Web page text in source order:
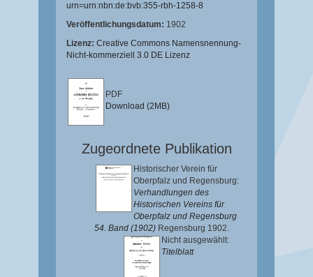
urn=urn:nbn:de:bvb:355-rbh-1258-8
Veröffentlichungsdatum: 1902
Lizenz: Creative Commons Namensnennung-
Nicht-kommerziell 3.0 DE Lizenz
PDF
Download (2MB)
Zugeordnete Publikation
Historischer Verein für
Oberpfalz und Regensburg:
Verhandlungen des
Historischen Vereins für
Oberpfalz und Regensburg
54. Band (1902) Regensburg 1902.
Nicht ausgewählt:
Titelblatt